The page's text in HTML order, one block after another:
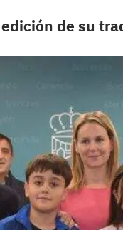
de su